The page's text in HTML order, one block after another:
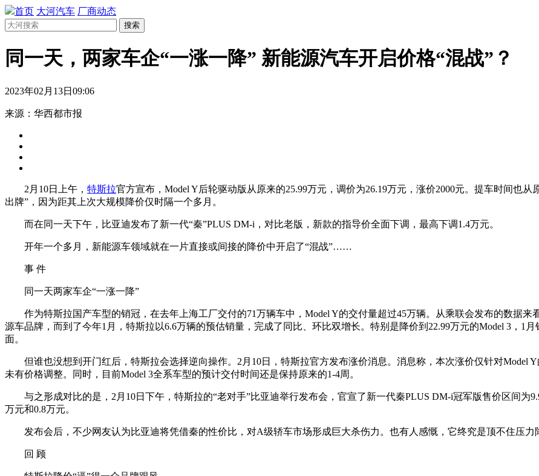
首页 大河汽车 厂商动态
搜索
同一天，两家车企“一涨一降” 新能源汽车开启价格“混战”？
2023年02月13日09:06
来源：华西都市报
2月10日上午， 特斯拉官方宣布，Model Y后轮驱动版从原来的25.99万元，调价为26.19万元，涨价2000元。提车时间也
出牌”，因为距其上次大规模降价仅时隔一个多月。
而在同一天下午，比亚迪发布了新一代“秦”PLUS DM-i，对比老版，新款的指导价全面下调，最高下调1.4万元。
开年一个多月，新能源车领域就在一片直接或间接的降价中开启了“混战”……
事 件
同一天两家车企“一涨一降”
作为特斯拉国产车型的销冠，在去年上海工厂交付的71万辆车中，Model Y的交付量超过45万辆。从乘联会发布的数据来
源车品牌，而到了今年1月，特斯拉以6.6万辆的预估销量，完成了同比、环比双增长。特别是降价到22.99万元的Model 3，
面。
但谁也没想到开门红后，特斯拉会选择逆向操作。2月10日，特斯拉官方发布涨价消息。消息称，本次涨价仅针对Model
未有价格调整。同时，目前Model 3全系车型的预计交付时间还是保持原来的1-4周。
与之形成对比的是，2月10日下午，特斯拉的“老对手”比亚迪举行发布会，官宣了新一代秦PLUS DM-i冠军版售价区间为
万元和0.8万元。
发布会后，不少网友认为比亚迪将凭借秦的性价比，对A级轿车市场形成巨大杀伤力。也有人感慨，它终究是顶不住压力
回 顾